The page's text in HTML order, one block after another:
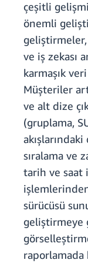
çeşitli
önemli
ve iş zekası
karmaşık
Müşteriler
ve alt dize
(gruplama,
sıralama ve
tarih ve saat
sürücüsü
geliştirmeye
raporlamada